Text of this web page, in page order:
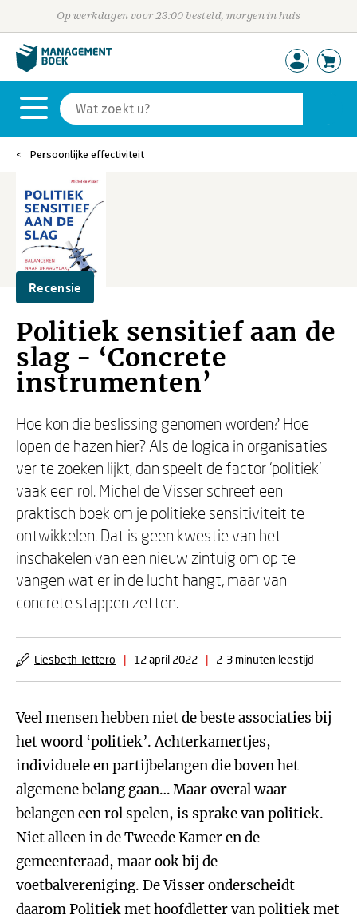
Op werkdagen voor 23:00 besteld, morgen in huis
Persoonlijke effectiviteit
Recensie
Politiek sensitief aan de
slag - ‘Concrete
instrumenten’
Hoe kon die beslissing genomen worden? Hoe
lopen de hazen hier? Als de logica in organisaties
ver te zoeken lijkt, dan speelt de factor ‘politiek’
vaak een rol. Michel de Visser schreef een
praktisch boek om je politieke sensitiviteit te
ontwikkelen. Dat is geen kwestie van het
inschakelen van een nieuw zintuig om op te
vangen wat er in de lucht hangt, maar van
concrete stappen zetten.
Liesbeth Tettero | 12 april 2022 | 2-3 minuten leestijd
Veel mensen hebben niet de beste associaties bij
het woord ‘politiek’. Achterkamertjes,
individuele en partijbelangen die boven het
algemene belang gaan… Maar overal waar
belangen een rol spelen, is sprake van politiek.
Niet alleen in de Tweede Kamer en de
gemeenteraad, maar ook bij de
voetbalvereniging. De Visser onderscheidt
daarom Politiek met hoofdletter van politiek met